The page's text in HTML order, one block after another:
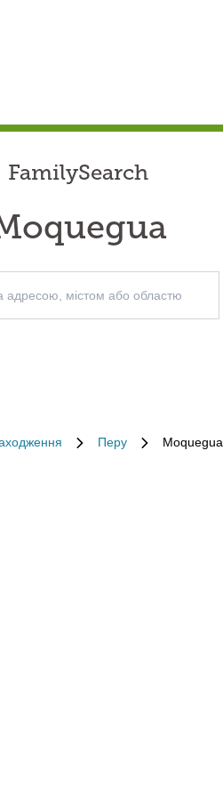
FamilySearch
Перу Moquegua